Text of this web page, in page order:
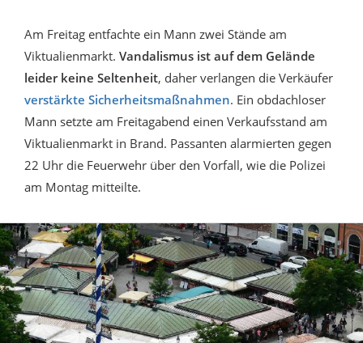
Am Freitag entfachte ein Mann zwei Stände am
Viktualienmarkt. Vandalismus ist auf dem Gelände
leider keine Seltenheit, daher verlangen die Verkäufer
verstärkte Sicherheitsmaßnahmen. Ein obdachloser
Mann setzte am Freitagabend einen Verkaufsstand am
Viktualienmarkt in Brand. Passanten alarmierten gegen
22 Uhr die Feuerwehr über den Vorfall, wie die Polizei
am Montag mitteilte.